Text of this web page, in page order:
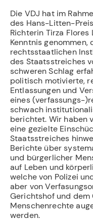
Die VDJ hat im
des Hans-Litten-
Richterin Tirza Flores
Kenntnis genommen,
rechtsstaatlichen
des Staatsstreiches
schweren Schlag
politisch motivierte,
Entlassungen und
eines (verfassungs-
schwach
berichtet. Wir haben
eine gezielte
Staatsstreiches
Berichte über
und bürgerlicher
auf Leben und
welche von Polizei
aber von
Gerichtshof und dem
Menschenrechte
werden.